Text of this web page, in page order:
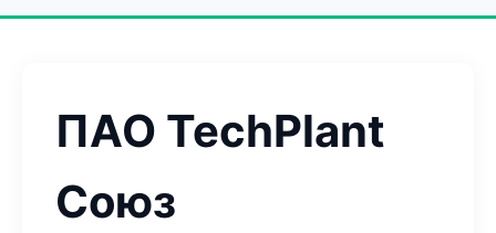
ПАО TechPlant
Союз